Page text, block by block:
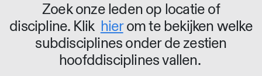
Zoek onze leden op locatie of
discipline. Klik hierom te bekijken welke
subdisciplines onder de zestien
hoofddisciplines vallen.